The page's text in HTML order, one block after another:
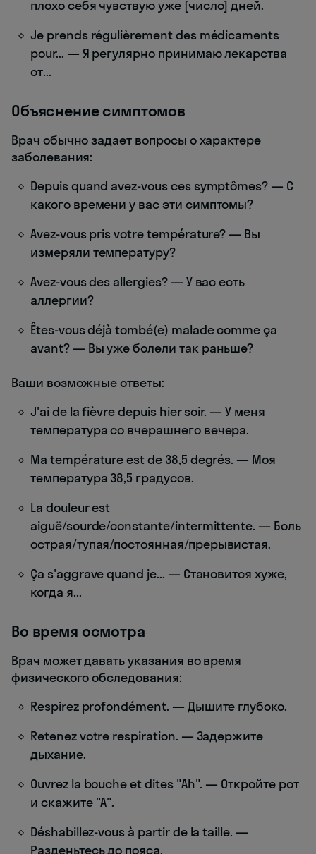
плохо себя чувствую уже [число] дней.
Je prends régulièrement des médicaments
pour... — Я регулярно принимаю лекарства
от...
Объяснение симптомов
Врач обычно задает вопросы о характере
заболевания:
Depuis quand avez-vous ces symptômes? — С
какого времени у вас эти симптомы?
Avez-vous pris votre température? — Вы
измеряли температуру?
Avez-vous des allergies? — У вас есть
аллергии?
Êtes-vous déjà tombé(e) malade comme ça
avant? — Вы уже болели так раньше?
Ваши возможные ответы:
J'ai de la fièvre depuis hier soir. — У меня
температура со вчерашнего вечера.
Ma température est de 38,5 degrés. — Моя
температура 38,5 градусов.
La douleur est
aiguë/sourde/constante/intermittente. — Боль
острая/тупая/постоянная/прерывистая.
Ça s'aggrave quand je... — Становится хуже,
когда я...
Во время осмотра
Врач может давать указания во время
физического обследования:
Respirez profondément. — Дышите глубоко.
Retenez votre respiration. — Задержите
дыхание.
Ouvrez la bouche et dites "Ah". — Откройте рот
и скажите "А".
Déshabillez-vous à partir de la taille. —
Разденьтесь до пояса.